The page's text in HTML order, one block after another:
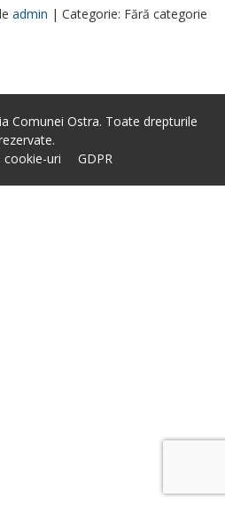
admin | Categorie: Fără categorie
Comunei Ostra. Toate drepturile
cookie-uri
GDPR